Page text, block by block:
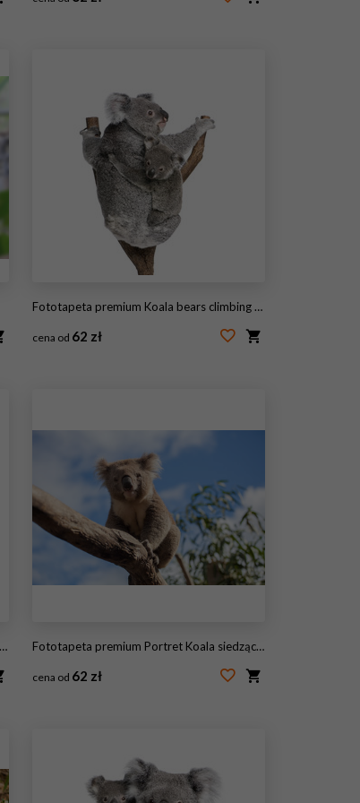
Fototapeta premium Koala bears climbing tree in front of white background
cena od 62 zł
Fototapeta premium Portret Koala siedzącego na gałęzi
cena od 62 zł